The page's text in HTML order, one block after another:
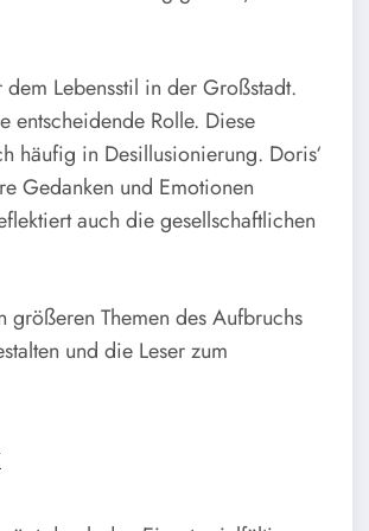
Lebensstil in der Großstadt.
entscheidende Rolle. Diese
häufig in Desillusionierung. Doris‘
Gedanken und Emotionen
auch die gesellschaftlichen
Themen des Aufbruchs
und die Leser zum